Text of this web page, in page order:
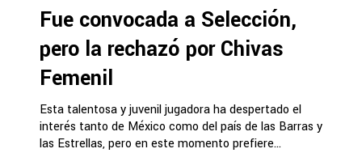
Fue convocada a Selección,
pero la rechazó por Chivas
Femenil
Esta talentosa y juvenil jugadora ha despertado el
interés tanto de México como del país de las Barras y
las Estrellas, pero en este momento prefiere...